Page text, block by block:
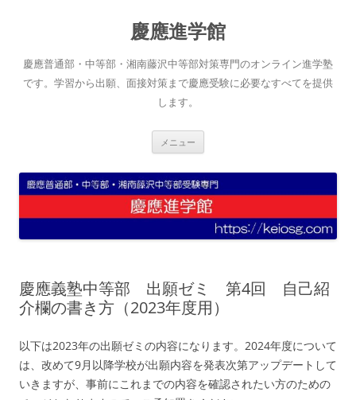
へ
ス
キ
慶應進学館
慶應普通部・中等部・湘南藤沢中等部対策専門のオンライン進学塾
です。学習から出願、面接対策まで慶應受験に必要なすべてを提供
します。
メニュー
慶應義塾中等部 出願ゼミ 第4回 自己紹
介欄の書き方（2023年度用）
以下は2023年の出願ゼミの内容になります。2024年度について
は、改めて9月以降学校が出願内容を発表次第アップデートして
いきますが、事前にこれまでの内容を確認されたい方のための